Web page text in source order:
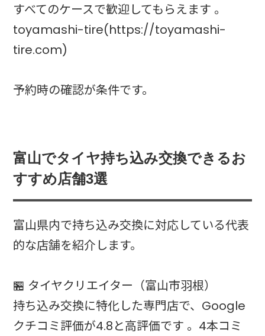
すべてのケースで歓迎してもらえます 。
toyamashi-tire(https://toyamashi-
tire.com)
予約時の確認が条件です。
富山でタイヤ持ち込み交換できるお
すすめ店舗3選
富山県内で持ち込み交換に対応している代表
的な店舗を紹介します。
🏪 タイヤクリエイター（富山市羽根）
持ち込み交換に特化した専門店で、Google
クチコミ評価が4.8と高評価です 。4本コミ